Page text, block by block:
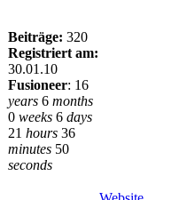
Beiträge: 320
Registriert am:
30.01.10
Fusioneer: 16
years 6 months
0 weeks 6 days
21 hours 36
minutes 50
seconds